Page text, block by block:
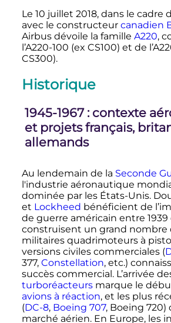
Le 10 juillet 2018, dans le cadre
avec le constructeur canadien
Airbus dévoile la famille A220,
l’A220-100 (ex CS100) et de
CS300).
Historique
1945-1967 : contexte
et projets français,
allemands
Au lendemain de la Seconde
l'industrie aéronautique
dominée par les États-Unis.
et Lockheed bénéficient de
de guerre américain entre 1939
construisent un grand nombre
militaires quadrimoteurs à
versions civiles commerciales (
377, Constellation, etc.)
succès commercial. L’arrivée
turboréacteursmarque le
avions à réaction, et les plus
(DC-8, Boeing 707, Boeing
marché aérien. En Europe, les